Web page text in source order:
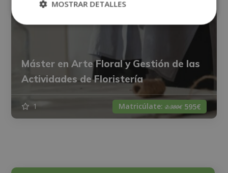
Máster en Arte Floral y Gestión de las
Actividades de Floristería
1 Matricúlate:2.380€ 595€
MOSTRAR DETALLES